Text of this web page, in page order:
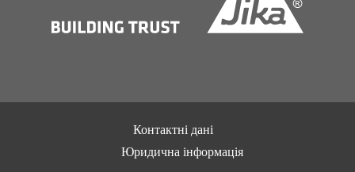
Контактні дані
Юридична інформація